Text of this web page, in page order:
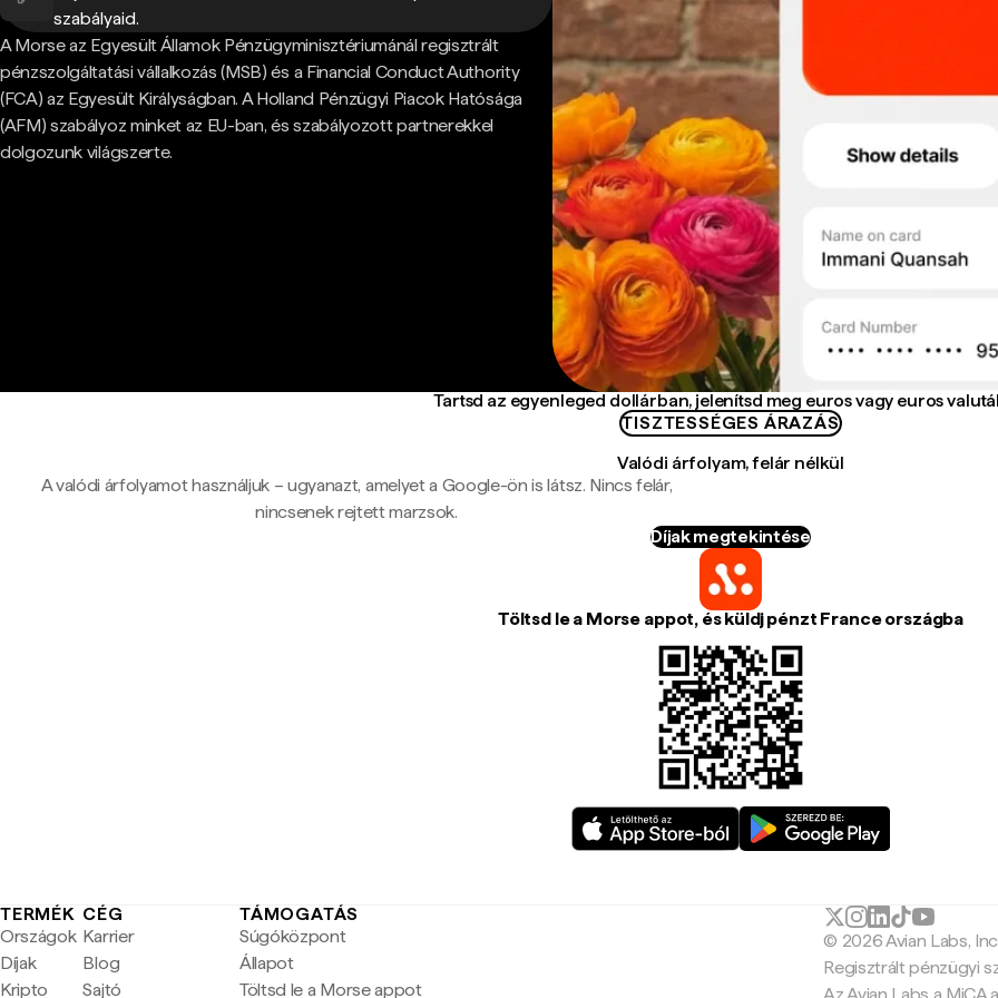
szabályaid.
A Morse az Egyesült Államok Pénzügyminisztériumánál regisztrált
pénzszolgáltatási vállalkozás (MSB) és a Financial Conduct Authority
(FCA) az Egyesült Királyságban. A Holland Pénzügyi Piacok Hatósága
(AFM) szabályoz minket az EU-ban, és szabályozott partnerekkel
dolgozunk világszerte.
Tartsd az egyenleged dollárban, jelenítsd meg euros vagy euros
TISZTESSÉGES ÁRAZÁS
Valódi árfolyam, felár nélkül
A valódi árfolyamot használjuk – ugyanazt, amelyet a Google-ön is látsz. Nincs felár,
nincsenek rejtett marzsok.
Díjak megtekintése
Töltsd le a Morse appot, és küldj pénzt France országba
TERMÉK
Országok
Díjak
Kripto
CÉG
Karrier
Blog
Sajtó
TÁMOGATÁS
Súgóközpont
Állapot
Töltsd le a Morse appot
© 2026 Avian Labs, Inc
Regisztrált pénzügyi